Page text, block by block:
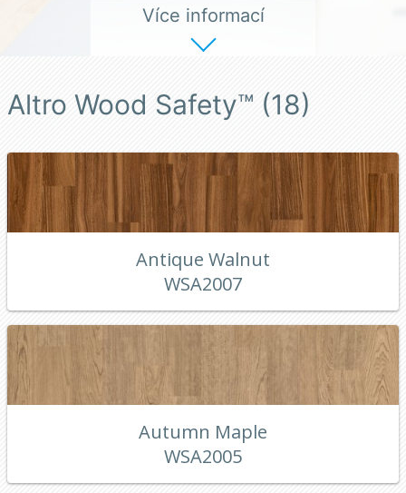
Více informací
Altro Wood Safety™ (18)
Antique Walnut
WSA2007
Autumn Maple
WSA2005